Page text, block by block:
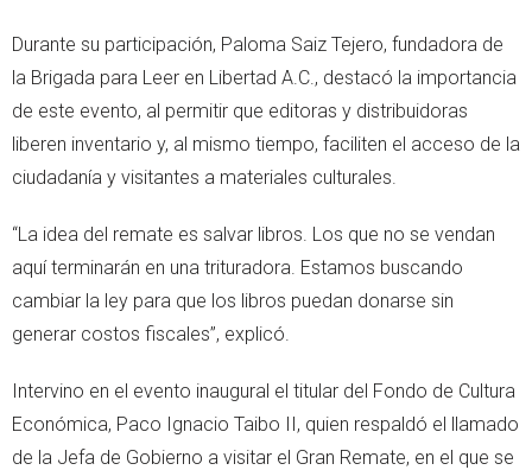
Durante su participación, Paloma Saiz Tejero, fundadora de
la Brigada para Leer en Libertad A.C., destacó la importancia
de este evento, al permitir que editoras y distribuidoras
liberen inventario y, al mismo tiempo, faciliten el acceso de la
ciudadanía y visitantes a materiales culturales.
“La idea del remate es salvar libros. Los que no se vendan
aquí terminarán en una trituradora. Estamos buscando
cambiar la ley para que los libros puedan donarse sin
generar costos fiscales”, explicó.
Intervino en el evento inaugural el titular del Fondo de Cultura
Económica, Paco Ignacio Taibo II, quien respaldó el llamado
de la Jefa de Gobierno a visitar el Gran Remate, en el que se